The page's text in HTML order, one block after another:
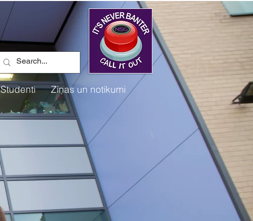
Studenti Ziņas un notikumi